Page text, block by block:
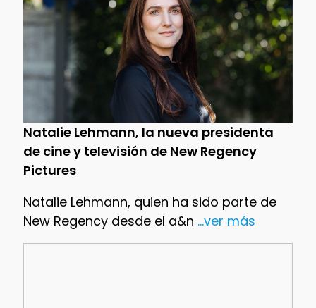
Natalie Lehmann, la nueva presidenta
de cine y televisión de New Regency
Pictures
Natalie Lehmann, quien ha sido parte de
New Regency desde el a&n ...ver más